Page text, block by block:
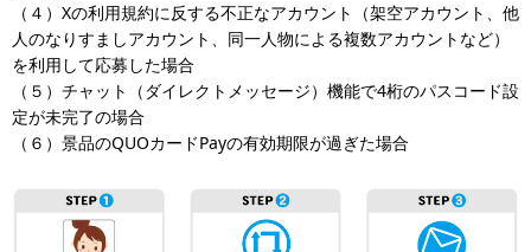
（４）Xの利用規約に反する不正なアカウント（架空アカウント、他
人のなりすましアカウント、同一人物による複数アカウントなど）
を利用して応募した場合
（５）チャット（ダイレクトメッセージ）機能で4桁のパスコード設
定が未完了の場合
（６）景品のQUOカードPayの有効期限が過ぎた場合